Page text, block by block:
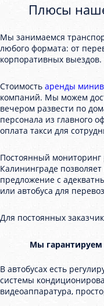
Плюсы
Мы занимаемся
любого формата: от
корпоративных выездов.
Стоимость аренды
компаний. Мы можем
вечером развести по
персонала из главного
оплата такси для
Постоянный мониторинг
Калининграде
предложение с
или автобуса для
Для постоянных
Мы гарантируем
В автобусах есть
системы
видеоаппаратура,